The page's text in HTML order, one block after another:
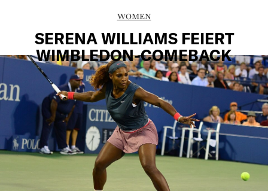
WOMEN
SERENA WILLIAMS FEIERT
WIMBLEDON-COMEBACK